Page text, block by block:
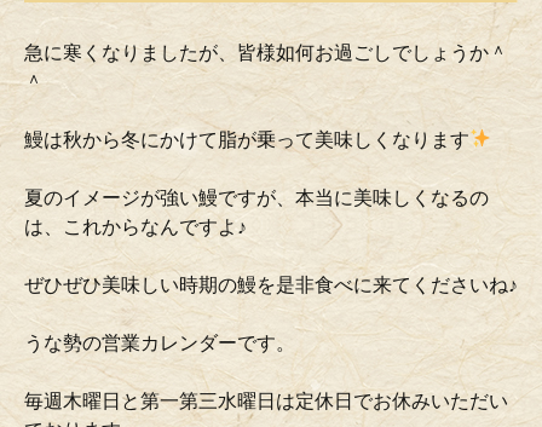
急に寒くなりましたが、皆様如何お過ごしでしょうか＾
＾
鰻は秋から冬にかけて脂が乗って美味しくなります
夏のイメージが強い鰻ですが、本当に美味しくなるの
は、これからなんですよ♪
ぜひぜひ美味しい時期の鰻を是非食べに来てくださいね♪
うな勢の営業カレンダーです。
毎週木曜日と第一第三水曜日は定休日でお休みいただい